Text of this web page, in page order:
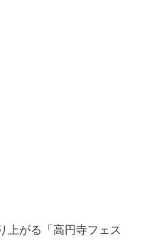
上がる「高円寺フェス